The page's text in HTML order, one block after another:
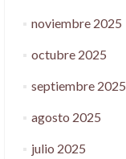
noviembre 2025
octubre 2025
septiembre 2025
agosto 2025
julio 2025